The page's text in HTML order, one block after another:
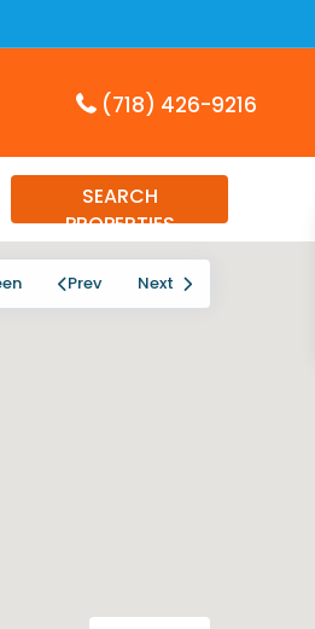
(718) 426-9216
SEARCH
PROPERTIES
Prev Next